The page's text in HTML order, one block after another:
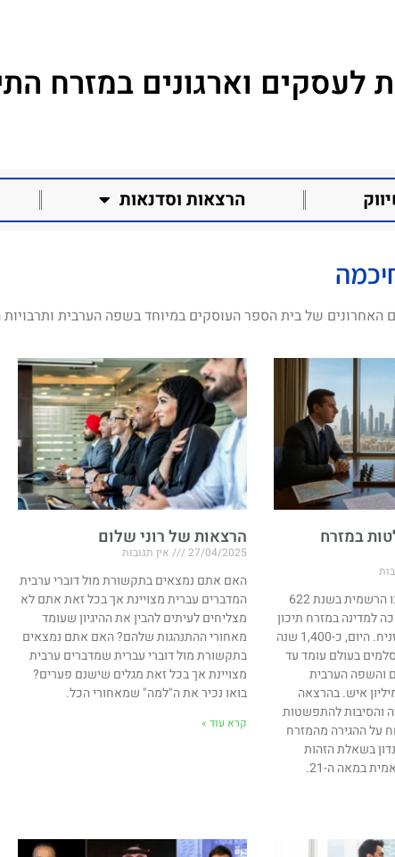
לעסקים וארגונים במזרח
הרצאות וסדנאות
האחרונים של בית הספר העוסקים במיוחד בשפה הערבית ותרבויות
במזרח
האסלאם החל את דרכו הרשמית בשנת 622
למדינה במזרח תיכון
בו הערבים היוו מיעוט זניח. היום, כ-1,400 שנה
בעולם עומד עד
אדם והשפה הערבית
בקרב כ-400 מיליון איש. בהרצאה
והסיבות להתפשטות
על ההגירה מהמזרח
בשאלת הזהות
במאה ה-21.
הרצאות של רוני שלום
27/04/2025 אין תגובות
האם אתם נמצאים בתקשורת מול דוברי ערבית
המדברים עברית מצויינת אך בכל זאת אתם לא
מצליחים לעיתים להבין את ההיגיון שעומד
מאחורי ההתנהגות שלהם? האם אתם נמצאים
בתקשורת מול דוברי עברית שמדברים ערבית
מצויינת אך בכל זאת מגלים שישנם פערים?
בואו נכיר את ה"למה" שמאחורי הכל.
קרא עוד »